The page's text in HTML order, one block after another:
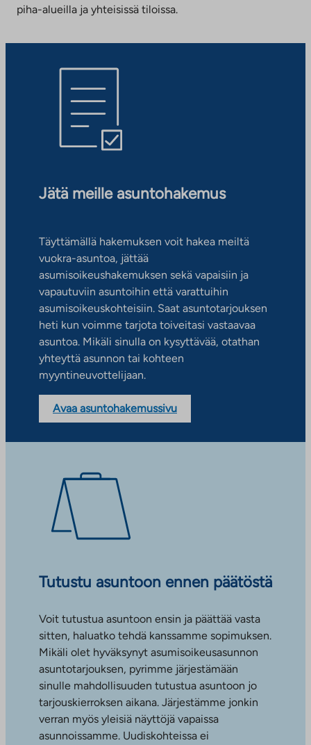
piha-alueilla ja yhteisissä tiloissa.
Jätä meille asuntohakemus
Täyttämällä hakemuksen voit hakea meiltä
vuokra-asuntoa, jättää
asumisoikeushakemuksen sekä vapaisiin ja
vapautuviin asuntoihin että varattuihin
asumisoikeuskohteisiin. Saat asuntotarjouksen
heti kun voimme tarjota toiveitasi vastaavaa
asuntoa. Mikäli sinulla on kysyttävää, otathan
yhteyttä asunnon tai kohteen
myyntineuvottelijaan.
Avaa asuntohakemussivu
Tutustu asuntoon ennen päätöstä
Voit tutustua asuntoon ensin ja päättää vasta
sitten, haluatko tehdä kanssamme sopimuksen.
Mikäli olet hyväksynyt asumisoikeusasunnon
asuntotarjouksen, pyrimme järjestämään
sinulle mahdollisuuden tutustua asuntoon jo
tarjouskierroksen aikana. Järjestämme jonkin
verran myös yleisiä näyttöjä vapaissa
asunnoissamme. Uudiskohteissa ei